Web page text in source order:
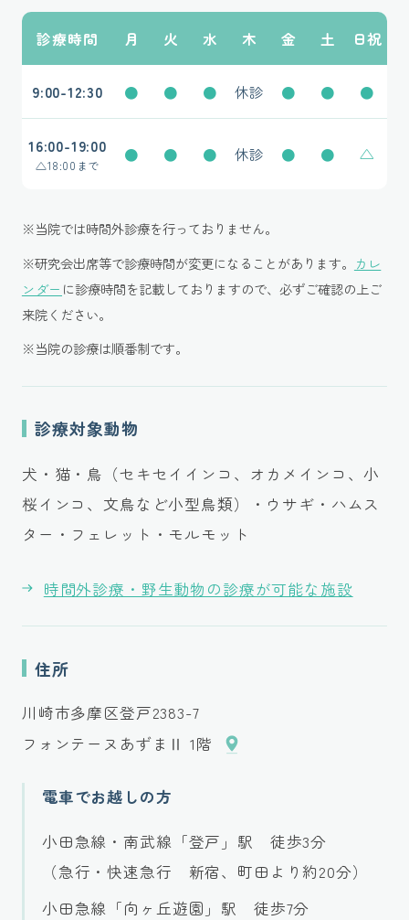
診療時間 月 火 水 木 金 土 日祝
9:00-12:30 ● ● ● 休診 ● ● ●
16:00-19:00
△18:00まで
● ● ● 休診 ● ● △
※当院では時間外診療を行っておりません。
※研究会出席等で診療時間が変更になることがあります。 カレ
ンダー に診療時間を記載しておりますので、必ずご確認の上ご
来院ください。
※当院の診療は順番制です。
診療対象動物
犬・猫・鳥（セキセイインコ、オカメインコ、小
桜インコ、文鳥など小型鳥類）・ウサギ・ハムス
ター・フェレット・モルモット
時間外診療・野生動物の診療が可能な施設
住所
川崎市多摩区登戸2383-7
フォンテーヌあずまⅡ 1階
電車でお越しの方
小田急線・南武線「登戸」駅 徒歩3分
（急行・快速急行 新宿、町田より約20分）
小田急線「向ヶ丘遊園」駅 徒歩7分